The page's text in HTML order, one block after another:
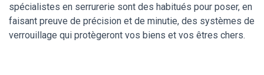
spécialistes en serrurerie sont des habitués pour poser, en
faisant preuve de précision et de minutie, des systèmes de
verrouillage qui protègeront vos biens et vos êtres chers.